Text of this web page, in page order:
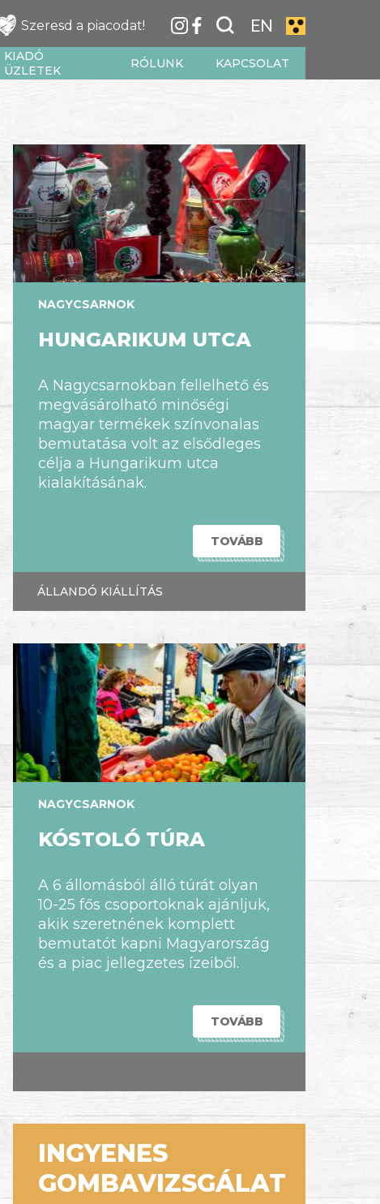
Szeresd a piacodat! EN
KIADÓ
ÜZLETEK
RÓLUNK KAPCSOLAT
NAGYCSARNOK
HUNGARIKUM UTCA
A Nagycsarnokban fellelhető és
megvásárolható minőségi
magyar termékek színvonalas
bemutatása volt az elsődleges
célja a Hungarikum utca
kialakításának.
TOVÁBB
ÁLLANDÓ KIÁLLÍTÁS
NAGYCSARNOK
KÓSTOLÓ TÚRA
A 6 állomásból álló túrát olyan
10-25 fős csoportoknak ajánljuk,
akik szeretnének komplett
bemutatót kapni Magyarország
és a piac jellegzetes ízeiből.
TOVÁBB
INGYENES
GOMBAVIZSGÁLAT